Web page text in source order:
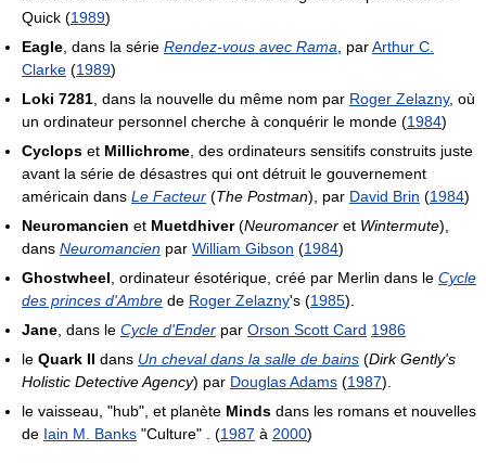
Quick (1989)
Eagle , dans la série Rendez-vous avec Rama , parArthur C.
Clarke (1989)
Loki 7281 , dans la nouvelle du même nom par Roger Zelazny, où
un ordinateur personnel cherche à conquérir le monde (1984)
Cyclops et Millichrome , des ordinateurs sensitifs construits juste
avant la série de désastres qui ont détruit le gouvernement
américain dans Le Facteur (The Postman), par David Brin (1984)
Neuromancien et Muetdhiver(Neuromancer et Wintermute),
dans Neuromancien par William Gibson (1984)
Ghostwheel , ordinateur ésotérique, créé par Merlin dans le Cycle
des princes d'Ambre de Roger Zelazny's (1985).
Jane , dans le Cycle d'Ender par Orson Scott Card 1986
le Quark II dans Un cheval dans la salle de bains (Dirk Gently's
Holistic Detective Agency) par Douglas Adams (1987).
le vaisseau, "hub", et planète Minds dans les romans et nouvelles
de Iain M. Banks "Culture" . (1987 à 2000)